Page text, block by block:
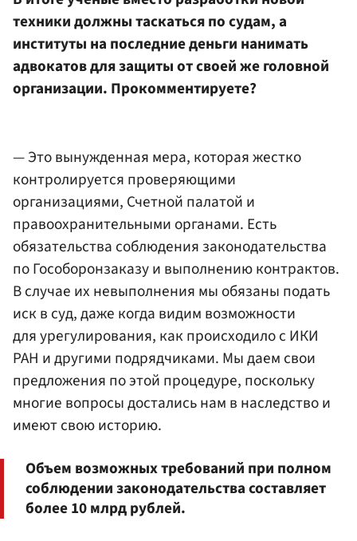
техники должны таскаться по судам, а
институты на последние деньги нанимать
адвокатов для защиты от своей же головной
организации. Прокомментируете?
— Это вынужденная мера, которая жестко
контролируется проверяющими
организациями, Счетной палатой и
правоохранительными органами. Есть
обязательства соблюдения законодательства
по Гособоронзаказу и выполнению контрактов.
В случае их невыполнения мы обязаны подать
иск в суд, даже когда видим возможности
для урегулирования, как происходило с ИКИ
РАН и другими подрядчиками. Мы даем свои
предложения по этой процедуре, поскольку
многие вопросы достались нам в наследство и
имеют свою историю.
Объем возможных требований при полном
соблюдении законодательства составляет
более 10 млрд рублей.